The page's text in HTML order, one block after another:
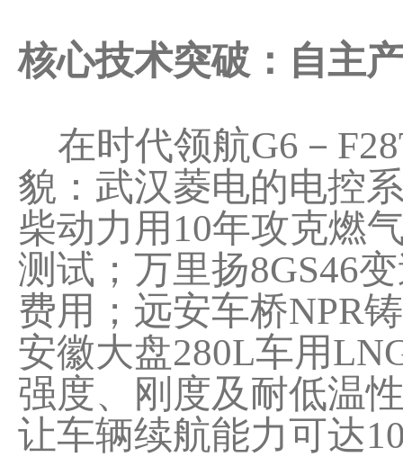
核心技术突破：自主
在时代领航G6－
貌：武汉菱电的电控
柴动力用10年攻克燃
测试；万里扬8GS46
费用；远安车桥NPR
安徽大盘280L车用
强度、刚度及耐低温
让车辆续航能力可达